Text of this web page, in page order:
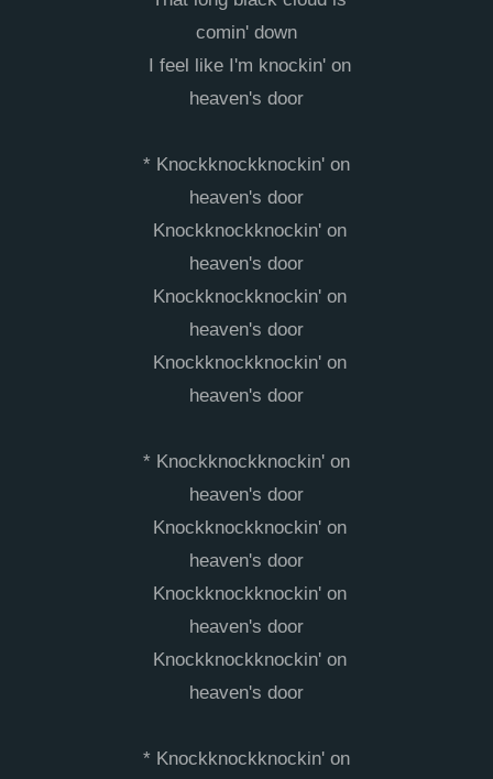
comin' down
I feel like I'm knockin' on
heaven's door
* Knockknockknockin' on
heaven's door
Knockknockknockin' on
heaven's door
Knockknockknockin' on
heaven's door
Knockknockknockin' on
heaven's door
* Knockknockknockin' on
heaven's door
Knockknockknockin' on
heaven's door
Knockknockknockin' on
heaven's door
Knockknockknockin' on
heaven's door
* Knockknockknockin' on